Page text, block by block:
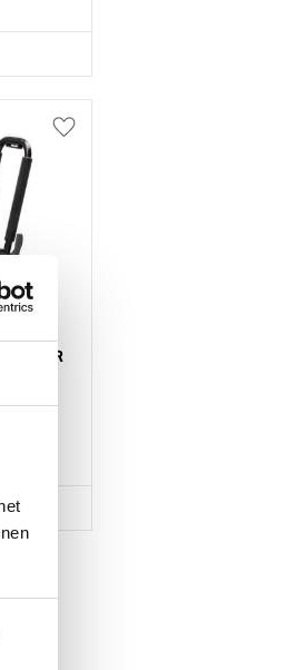
XTR
Lägg till i favoriter